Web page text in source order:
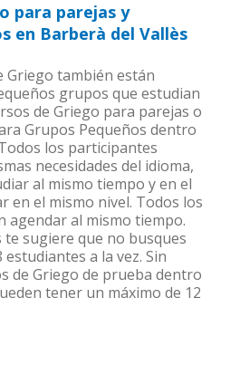
para parejas y
en Barberà del Vallès
Griego también están
grupos que estudian
de Griego para parejas o
Grupos Pequeños dentro
los participantes
necesidades del idioma,
al mismo tiempo y en el
en el mismo nivel. Todos los
agendar al mismo tiempo.
sugiere que no busques
estudiantes a la vez. Sin
de Griego de prueba dentro
tener un máximo de 12